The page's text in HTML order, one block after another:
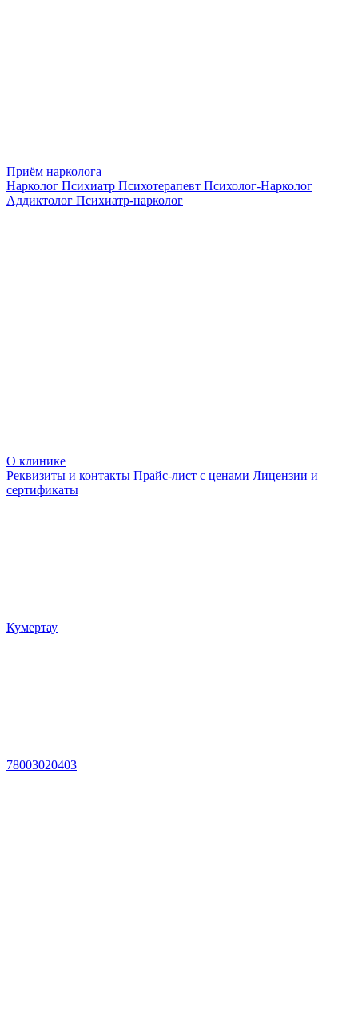
Приём нарколога
Нарколог Психиатр Психотерапевт Психолог-Нарколог
Аддиктолог Психиатр-нарколог
О клинике
Реквизиты и контакты Прайс-лист с ценами Лицензии и
сертификаты
Кумертау
78003020403